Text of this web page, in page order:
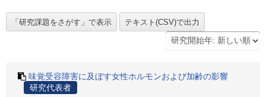
味覚受容障害に及ぼす女性ホルモンおよび加齢の影響
研究代表者